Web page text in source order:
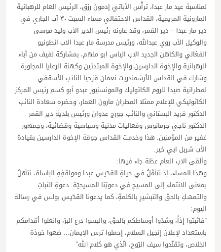
لمناسبة عيد مار عبدا، ترأّس الأباتي إدمون رزق، الرئيس العام للرهبانية
المارونية المريمية، القداس الإحتفالي مساء السبت ٣٠ آب الجاري في
دير مار عبدا – دير القمر، وقد عاونه رئيس الدير الأب وليد موسى
والوكيل الأب روي عبدالله، ورئيس مدرسة مار عبدا الاب انطونيو
الفغالي والكاهن الجديد الاب الياس ابو ملهم، بمشاركة لفيف من آباء
الرهبانية والإخوة الدارسين والإخوة المبتدئين وكهنة الرعايا المجاورة.
وشارك في القداس الأرشمندريت نعمان قزحيا النائب الأسقفي
لمطرانية صيدا للروم الكاثوليك والمونسنيور عبدو أبو كسم رئيس المركز
الكاثوليكي للإعلام ممثلا المطران مارون العمار، وحضره سعادة النائب
الدكتور فريد البستاني والنائب جورج عدوان ورئيس بلدية دير القمر
الدكتور ناجي جرمانوس وفعاليات مدنية وسياسية وقضائية، وجمهور
غفير من المؤمنين. هذا وخدمت القداس جوقة الإخوة الدارسين بقيادة
الأب شربل ابي خير.
وألقى الاب العام عظة جاء فيها:
وهذا المساء، إذ نتأمَّلُ في حياةِ القدّيس عبدا ومواقفِهِ الباسلة، نتأمّلُ
بمعنى الانتماء إلى المسيحِ في دعوتِنا المسيحيّة: دعوةِ الثباتِ
والتمسّكِ بالحقّ والتبشيرِ بالكلمةِ، كما يدعونا القدّيس بولس في رسالة
اليوم:
“فاثبتوا إذاً، وشدّوا أوساطكم بالحقّ، والبسوا درع البرّ، وانعلوا أقدامكم
باستعداد لإعلان إنجيل السلام، إحملوا ترس الإيمان… ضعوا خوذة
الخلاص، وتقلّدوا سيف الرّوح، الّذي هو كلام الله”